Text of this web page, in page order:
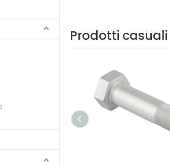
Prodotti casuali